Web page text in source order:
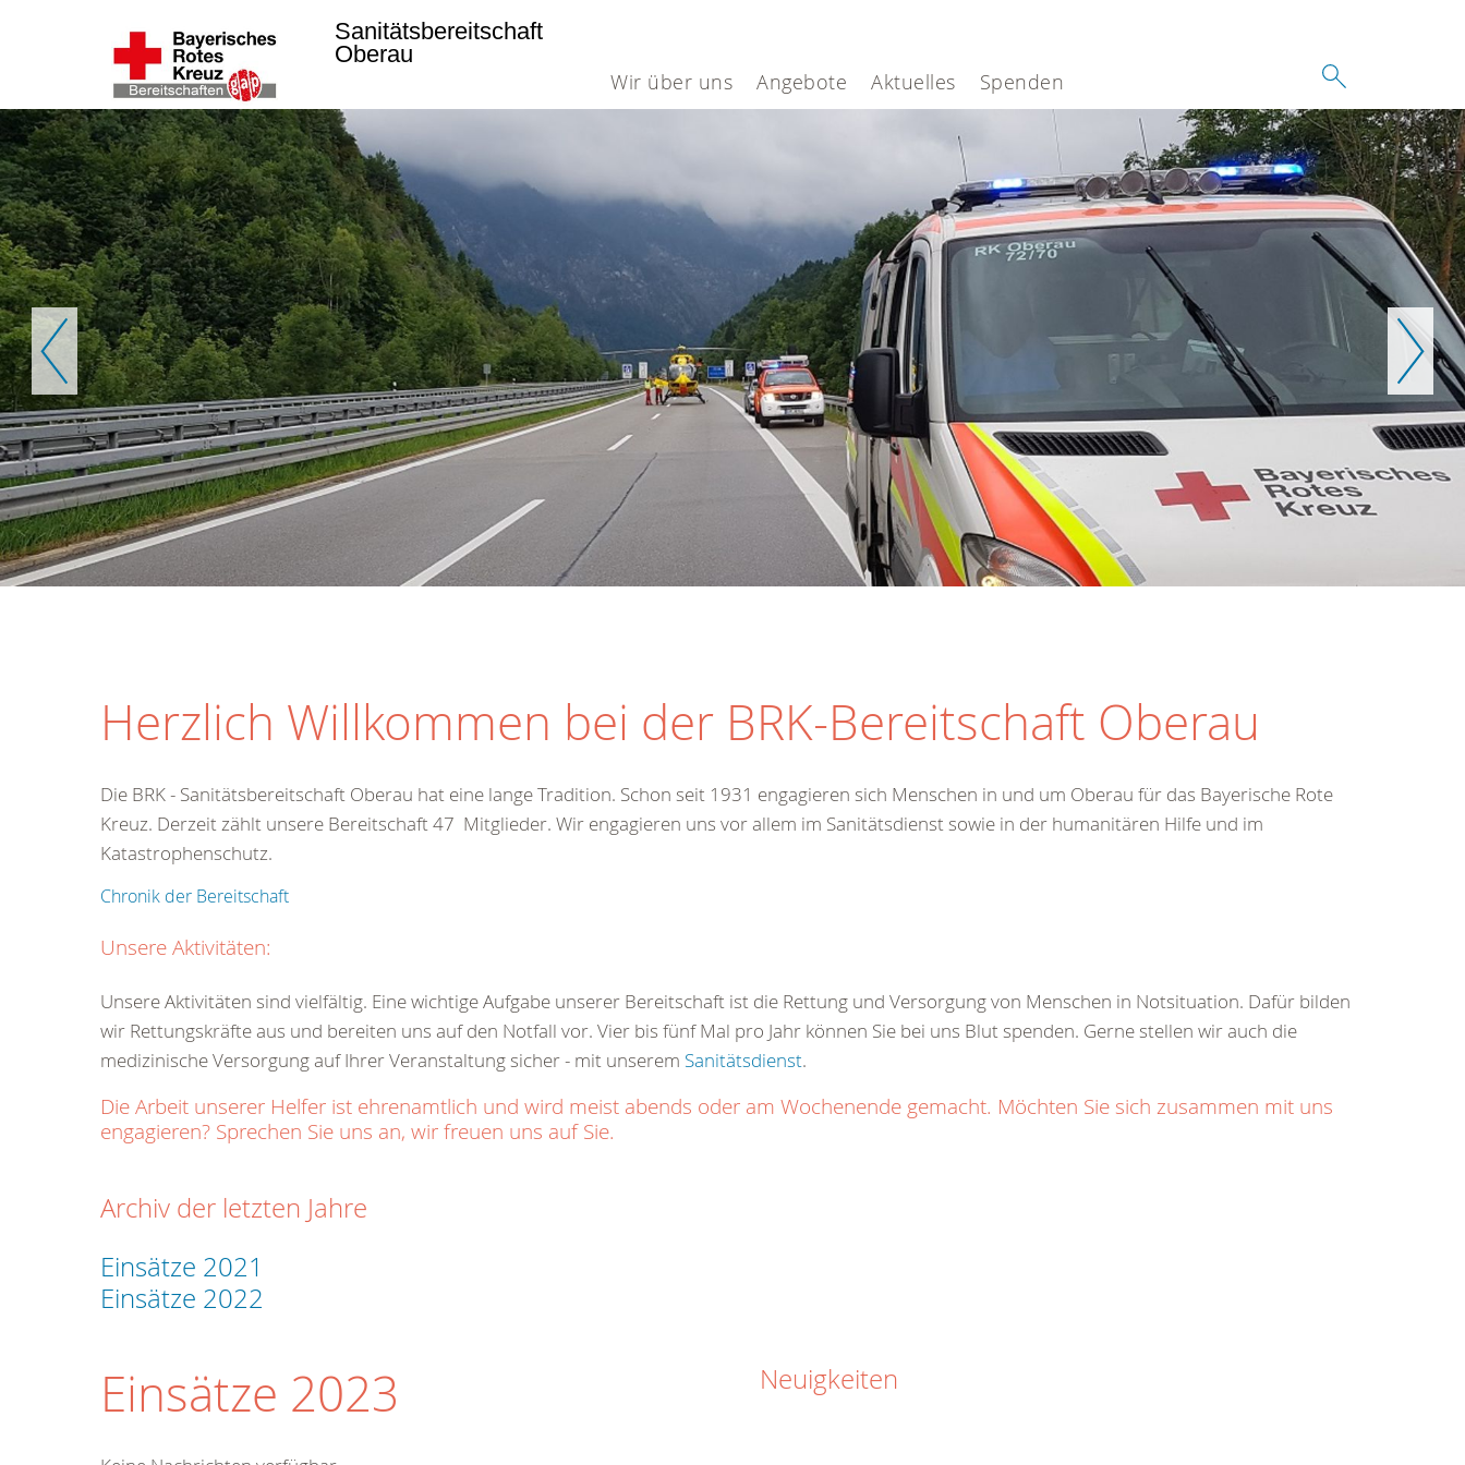
Wir über uns Angebote Aktuelles Spenden
Sanitätsbereitschaft
Oberau
Zurück Weiter
Herzlich Willkommen bei der BRK-Bereitschaft Oberau
Die BRK - Sanitätsbereitschaft Oberau hat eine lange Tradition. Schon seit 1931 engagieren sich Menschen in und um Oberau für das Bayerische Rote
Kreuz. Derzeit zählt unsere Bereitschaft 47 Mitglieder. Wir engagieren uns vor allem im Sanitätsdienst sowie in der humanitären Hilfe und im
Katastrophenschutz.
Chronik der Bereitschaft
Unsere Aktivitäten:
Unsere Aktivitäten sind vielfältig. Eine wichtige Aufgabe unserer Bereitschaft ist die Rettung und Versorgung von Menschen in Notsituation. Dafür bilden
wir Rettungskräfte aus und bereiten uns auf den Notfall vor. Vier bis fünf Mal pro Jahr können Sie bei uns Blut spenden. Gerne stellen wir auch die
medizinische Versorgung auf Ihrer Veranstaltung sicher - mit unserem Sanitätsdienst.
Die Arbeit unserer Helfer ist ehrenamtlich und wird meist abends oder am Wochenende gemacht. Möchten Sie sich zusammen mit uns
engagieren? Sprechen Sie uns an, wir freuen uns auf Sie.
Archiv der letzten Jahre
Einsätze 2021
Einsätze 2022
Einsätze 2023 Neuigkeiten